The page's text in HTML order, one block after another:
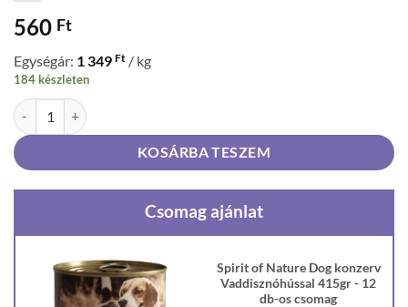
560 Ft
Egységár: 1 349 Ft / kg
184 készleten
Spirit of Nature Dog konzerv Vaddisznóhússal 415gr mennyiség
KOSÁRBA TESZEM
Csomag ajánlat
Spirit of Nature Dog konzerv
Vaddisznóhússal 415gr - 12
db-os csomag